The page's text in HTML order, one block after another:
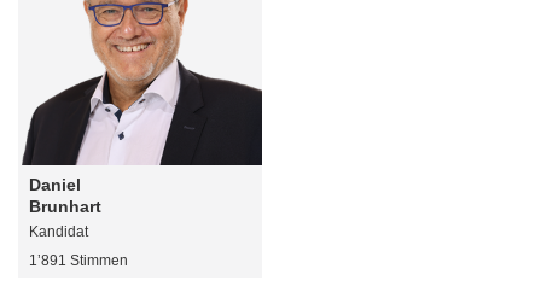
Daniel
Brunhart
Kandidat
1’891 Stimmen